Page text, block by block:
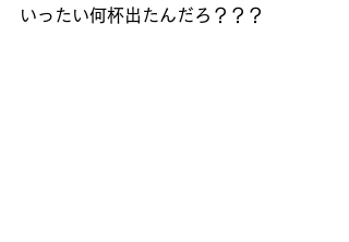
いったい何杯出たんだろ？？？